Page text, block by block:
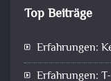
Top Beiträge
Erfahrungen:
Erfahrungen: